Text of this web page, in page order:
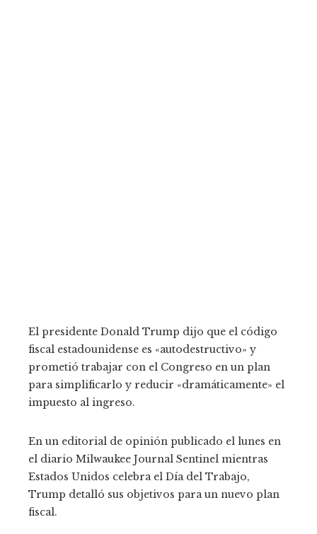
El presidente Donald Trump dijo que el código
fiscal estadounidense es «autodestructivo» y
prometió trabajar con el Congreso en un plan
para simplificarlo y reducir «dramáticamente» el
impuesto al ingreso.
En un editorial de opinión publicado el lunes en
el diario Milwaukee Journal Sentinel mientras
Estados Unidos celebra el Día del Trabajo,
Trump detalló sus objetivos para un nuevo plan
fiscal.